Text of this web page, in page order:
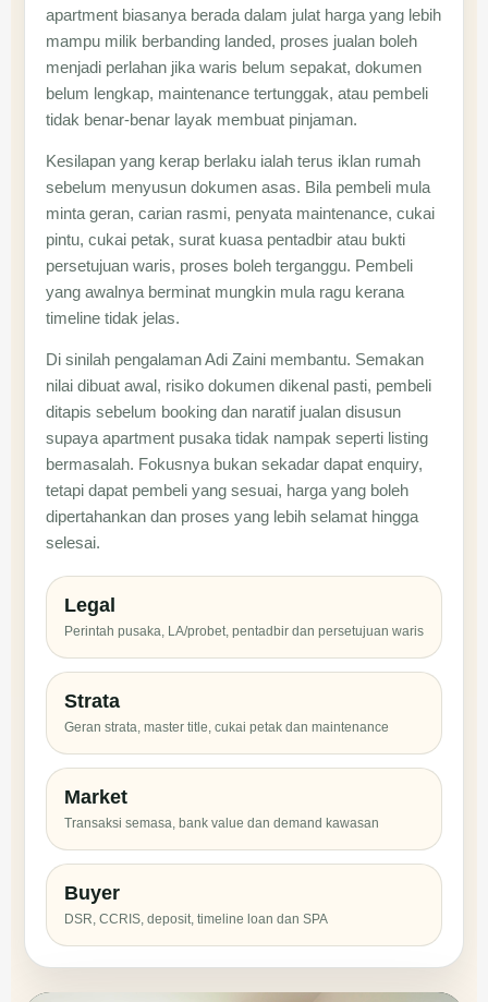
apartment biasanya berada dalam julat harga yang lebih
mampu milik berbanding landed, proses jualan boleh
menjadi perlahan jika waris belum sepakat, dokumen
belum lengkap, maintenance tertunggak, atau pembeli
tidak benar-benar layak membuat pinjaman.
Kesilapan yang kerap berlaku ialah terus iklan rumah
sebelum menyusun dokumen asas. Bila pembeli mula
minta geran, carian rasmi, penyata maintenance, cukai
pintu, cukai petak, surat kuasa pentadbir atau bukti
persetujuan waris, proses boleh terganggu. Pembeli
yang awalnya berminat mungkin mula ragu kerana
timeline tidak jelas.
Di sinilah pengalaman Adi Zaini membantu. Semakan
nilai dibuat awal, risiko dokumen dikenal pasti, pembeli
ditapis sebelum booking dan naratif jualan disusun
supaya apartment pusaka tidak nampak seperti listing
bermasalah. Fokusnya bukan sekadar dapat enquiry,
tetapi dapat pembeli yang sesuai, harga yang boleh
dipertahankan dan proses yang lebih selamat hingga
selesai.
Legal
Perintah pusaka, LA/probet, pentadbir dan persetujuan waris
Strata
Geran strata, master title, cukai petak dan maintenance
Market
Transaksi semasa, bank value dan demand kawasan
Buyer
DSR, CCRIS, deposit, timeline loan dan SPA